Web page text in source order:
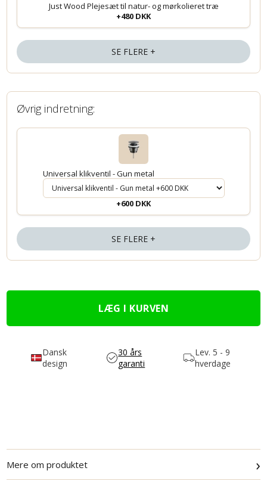
Just Wood Plejesæt til natur- og mørkolieret træ
+480 DKK
SE FLERE +
Øvrig indretning:
Universal klikventil - Gun metal
+600 DKK
SE FLERE +
Dansk
design
30 års
garanti
Lev.5 - 9
hverdage
Mere om produktet ›